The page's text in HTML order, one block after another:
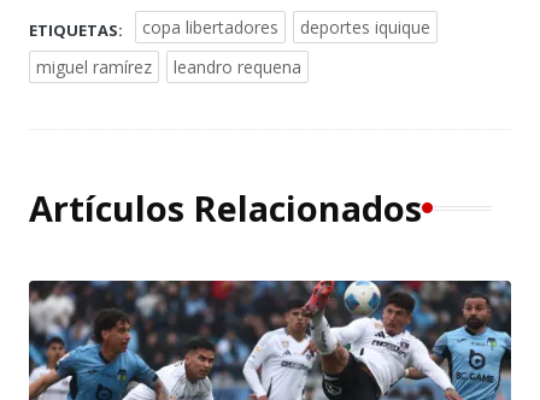
ETIQUETAS: copa libertadores
deportes iquique
miguel ramírez
leandro requena
Artículos Relacionados